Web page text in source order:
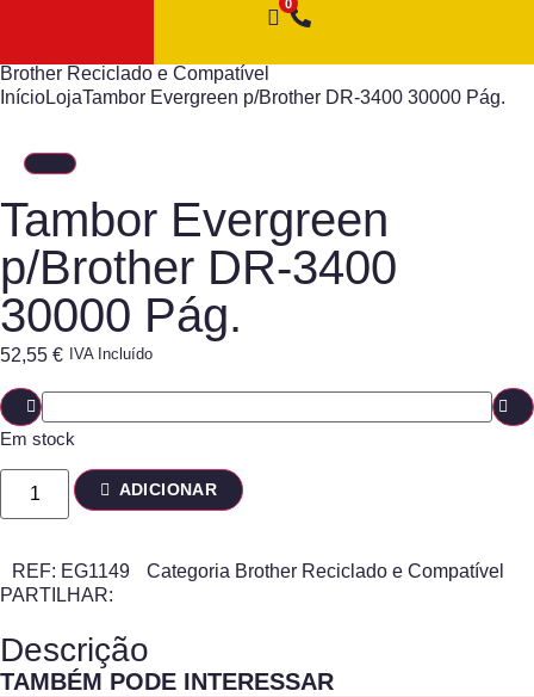
Brother Reciclado e Compatível
InícioLojaTambor Evergreen p/Brother DR-3400 30000 Pág.
Tambor Evergreen
p/Brother DR-3400
30000 Pág.
52,55 € IVA Incluído
Em stock
ADICIONAR
REF: EG1149 Categoria Brother Reciclado e Compatível
PARTILHAR:
Descrição
TAMBÉM PODE INTERESSAR